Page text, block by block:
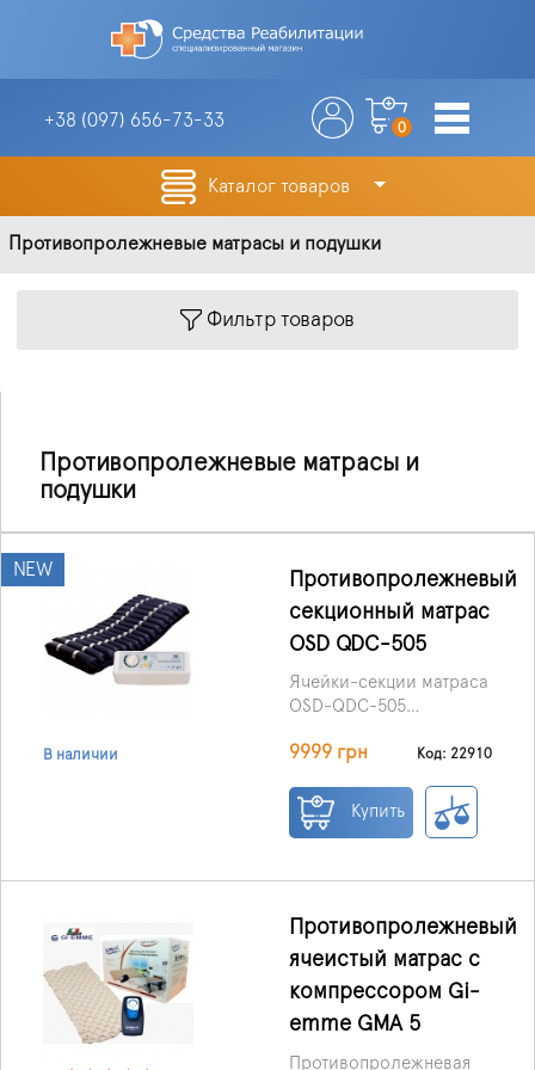
+38 (097) 656-73-33 0
Каталог товаров
Противопролежневые матрасы и подушки
Фильтр товаров
Противопролежневые матрасы и
подушки
NEW
В наличии
Противопролежневый
секционный матрас
OSD QDC-505
Ячейки-секции матраса
OSD-QDC-505
поочередное
воздушным
компрессором, что
массажному эффекту,
энергопотреблению и
уровню создаваемого
шума, использование
сэкономит невероятное
9999 грн Код: 22910
Купить
Противопролежневый
ячеистый матрас с
компрессором Gi-
emme GMA 5
Противопролежневая